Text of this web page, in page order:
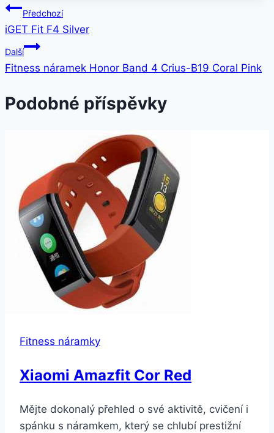
Navigace
pro
příspěvek
Předchozí
iGET Fit F4 Silver
Další
Fitness náramek Honor Band 4 Crius-B19 Coral Pink
Podobné příspěvky
Fitness náramky
Xiaomi Amazfit Cor Red
Mějte dokonalý přehled o své aktivitě, cvičení i
spánku s náramkem, který se chlubí prestižní